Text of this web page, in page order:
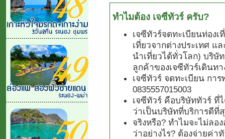
ทำไมต้อง เจซีทัวร์ ครับ?
เจซีทัวร์จดทะเบียนท่องเ
เที่ยวจากต่างประเทศ แ
นำเที่ยวได้ทั่วโลก) บริษั
ลูกค้าของเจซีทัวร์เดินทา
เจซีทัวร์ จดทะเบียน กา
0835557015003
เจซีทัวร์ คือบริษัททัวร์ ที่
ว่าเป็นบริษัทที่บริการดีที่
จริงหรือ? ทำไมจะไม่ลอ
ว่าอย่างไร? ต้องจ่ายค่